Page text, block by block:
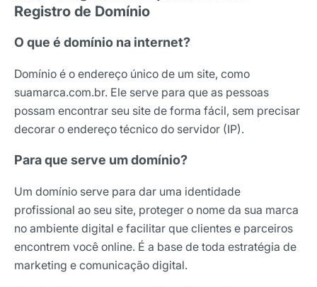
Registro de Domínio
O que é domínio na internet?
Domínio é o endereço único de um site, como
suamarca.com.br. Ele serve para que as pessoas
possam encontrar seu site de forma fácil, sem precisar
decorar o endereço técnico do servidor (IP).
Para que serve um domínio?
Um domínio serve para dar uma identidade
profissional ao seu site, proteger o nome da sua marca
no ambiente digital e facilitar que clientes e parceiros
encontrem você online. É a base de toda estratégia de
marketing e comunicação digital.